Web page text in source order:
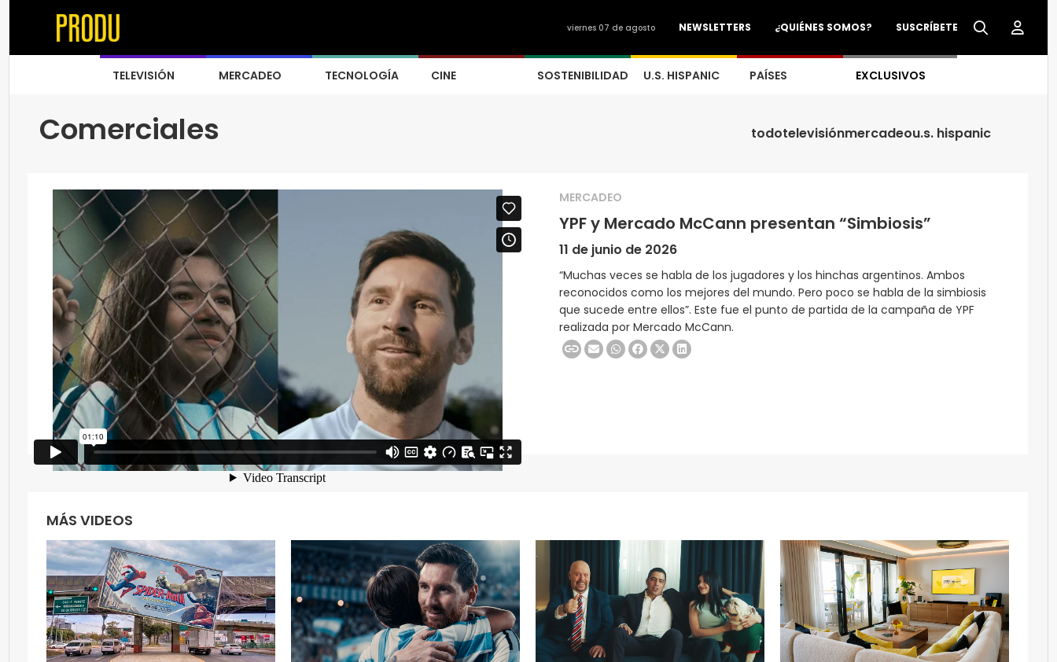
SUSCRÍBETE
¿QUIÉNES SOMOS?
NEWSLETTERS
viernes 07 de agosto
TELEVISIÓN MERCADEO TECNOLOGÍA CINE SOSTENIBILIDAD U.S. HISPANIC PAÍSES EXCLUSIVOS
Comerciales todotelevisiónmercadeou.s. hispanic
MERCADEO
YPF y Mercado McCann presentan “Simbiosis”
11 de junio de 2026
“Muchas veces se habla de los jugadores y los hinchas argentinos. Ambos
reconocidos como los mejores del mundo. Pero poco se habla de la simbiosis
que sucede entre ellos”. Este fue el punto de partida de la campaña de YPF
realizada por Mercado McCann.
MÁS VIDEOS